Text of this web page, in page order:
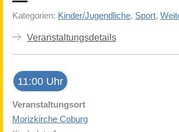
Kategorien: Kinder/Jugendliche, Sport,
Veranstaltungsdetails
11:00 Uhr
Veranstaltungsort
Morizkirche Coburg